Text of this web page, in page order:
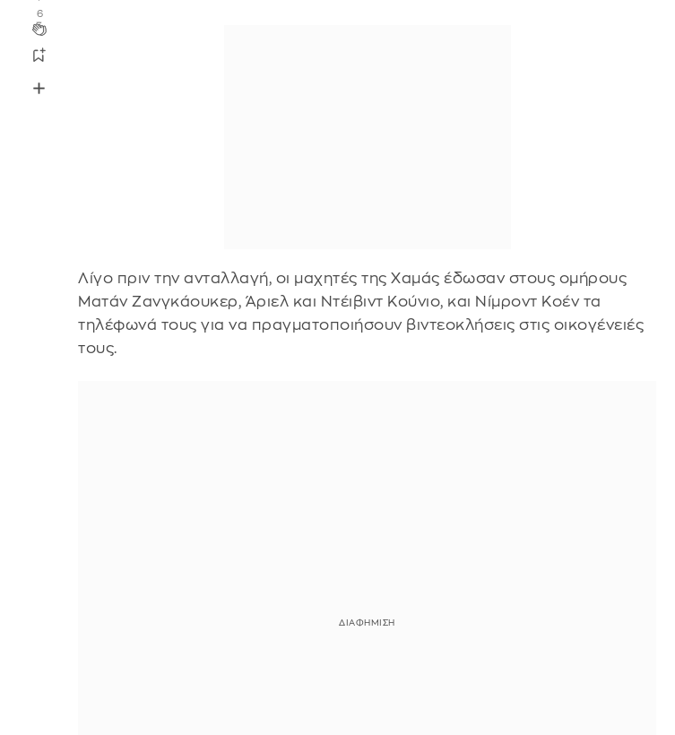
6
Λίγο πριν την ανταλλαγή, οι μαχητές της Χαμάς έδωσαν στους ομήρους
Ματάν Ζανγκάουκερ, Άριελ και Ντέιβιντ Κούνιο, και Νίμροντ Κοέν τα
τηλέφωνά τους για να πραγματοποιήσουν βιντεοκλήσεις στις οικογένειές
τους.